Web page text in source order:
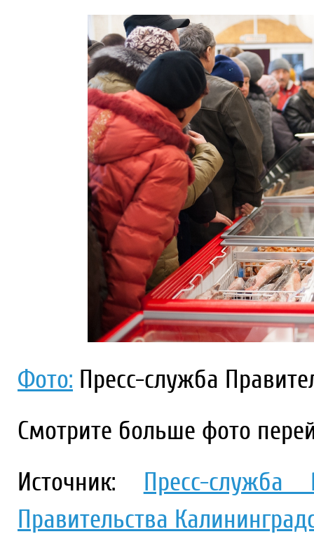
Фото: Пресс-служба
Смотрите больше фото
Источник: Пресс-служба
Правительства